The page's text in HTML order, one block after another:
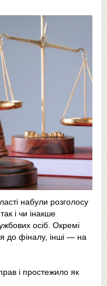
набули розголосу
і чи інакше
осіб. Окремі
до фіналу, інші — на
і простежило як